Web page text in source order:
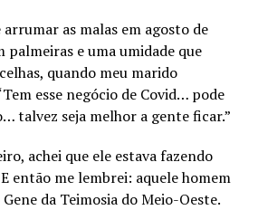
as malas em agosto de
palmeiras e uma umidade que
quando meu marido
esse negócio de Covid… pode
talvez seja melhor a gente ficar.”
achei que ele estava fazendo
então me lembrei: aquele homem
da Teimosia do Meio-Oeste.